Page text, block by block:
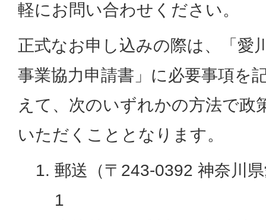
軽にお問い合わせください。
正式なお申し込みの際は、「愛
事業協力申請書」に必要事項を
えて、次のいずれかの方法で政
いただくこととなります。
郵送（〒243-0392 神奈川
1